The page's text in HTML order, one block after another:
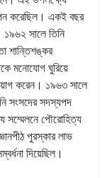
করেছিল। একই বছর
১৯৬২ সালে তিনি
শান্তিশঙ্কর
মনোযোগ ঘুরিয়ে
করেন। ১৯৬৩ সালে
সংসদের সদস্যপদ
সম্মেলনে পৌরোহিত্য
পুরস্কার লাভ
দিয়েছিল।